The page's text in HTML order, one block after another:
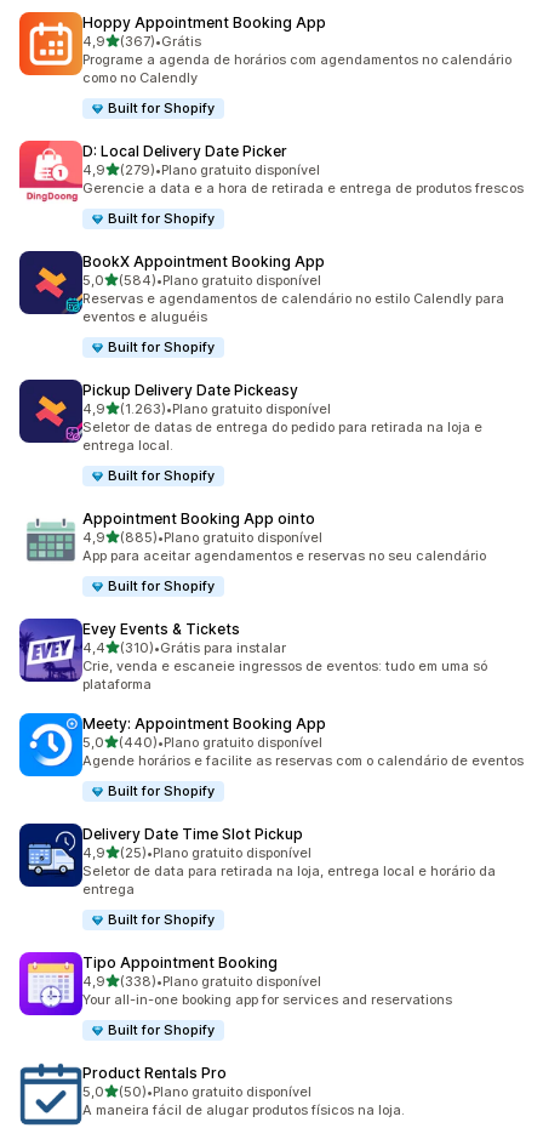
Hoppy Appointment Booking App
4,9de 5 estrelas
(367)
367 avaliações ao todo
•Grátis
Programe a agenda de horários com agendamentos no calendário
como no Calendly
Built for Shopify
D: Local Delivery Date Picker
4,9de 5 estrelas
(279)
279 avaliações ao todo
•Plano gratuito disponível
Gerencie a data e a hora de retirada e entrega de produtos frescos
Built for Shopify
BookX Appointment Booking App
5,0de 5 estrelas
(584)
584 avaliações ao todo
•Plano gratuito disponível
Reservas e agendamentos de calendário no estilo Calendly para
eventos e aluguéis
Built for Shopify
Pickup Delivery Date Pickeasy
4,9de 5 estrelas
(1.263)
1263 avaliações ao todo
•Plano gratuito disponível
Seletor de datas de entrega do pedido para retirada na loja e
entrega local.
Built for Shopify
Appointment Booking App ointo
4,9de 5 estrelas
(885)
885 avaliações ao todo
•Plano gratuito disponível
App para aceitar agendamentos e reservas no seu calendário
Built for Shopify
Evey Events & Tickets
4,4de 5 estrelas
(310)
310 avaliações ao todo
•Grátis para instalar
Crie, venda e escaneie ingressos de eventos: tudo em uma só
plataforma
Meety: Appointment Booking App
5,0de 5 estrelas
(440)
440 avaliações ao todo
•Plano gratuito disponível
Agende horários e facilite as reservas com o calendário de eventos
Built for Shopify
Delivery Date Time Slot Pickup
4,9de 5 estrelas
(25)
25 avaliações ao todo
•Plano gratuito disponível
Seletor de data para retirada na loja, entrega local e horário da
entrega
Built for Shopify
Tipo Appointment Booking
4,9de 5 estrelas
(338)
338 avaliações ao todo
•Plano gratuito disponível
Your all-in-one booking app for services and reservations
Built for Shopify
Product Rentals Pro
5,0de 5 estrelas
(50)
50 avaliações ao todo
•Plano gratuito disponível
A maneira fácil de alugar produtos físicos na loja.